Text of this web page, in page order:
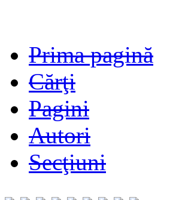
Prima pagină
Cărţi
Pagini
Autori
Secţiuni